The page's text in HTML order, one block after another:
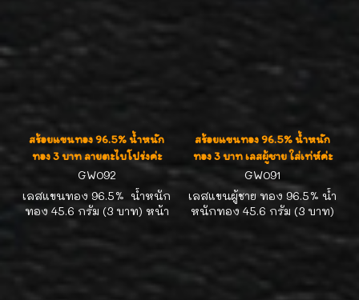
สร้อยแขนทอง 96.5% น้ำหนัก
ทอง 3 บาท ลายตะไบโปร่งค่ะ
GW092
เลสแขนทอง 96.5% น้ำหนัก
ทอง 45.6 กรัม (3 บาท) หน้า
ซม. ลายตะไบโปร่ง ลายแน่นๆ
สร้อยแขนทอง 96.5% น้ำหนัก
ทอง 3 บาท เลสผู้ชาย ใส่เท่ห์ค่ะ
GW091
เลสแขนผู้ชาย ทอง 96.5% น้ำ
หนักทอง 45.6 กรัม (3 บาท)
ความยาว 18.5 ซม. ลายโปร่ง